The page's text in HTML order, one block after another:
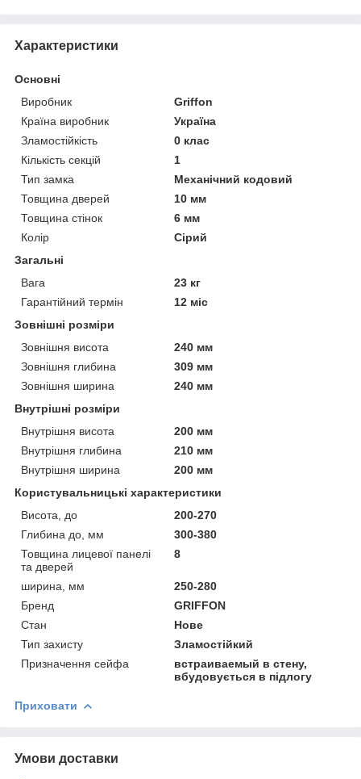
Характеристики
Основні
Виробник
Griffon
Країна виробник
Україна
Зламостійкість
0 клас
Кількість секцій
1
Тип замка
Механічний кодовий
Товщина дверей
10 мм
Товщина стінок
6 мм
Колір
Сірий
Загальні
Вага
23 кг
Гарантійний термін
12 міс
Зовнішні розміри
Зовнішня висота
240 мм
Зовнішня глибина
309 мм
Зовнішня ширина
240 мм
Внутрішні розміри
Внутрішня висота
200 мм
Внутрішня глибина
210 мм
Внутрішня ширина
200 мм
Користувальницькі характеристики
Висота, до
200-270
Глибина до, мм
300-380
Товщина лицевої панелі
та дверей
8
ширина, мм
250-280
Бренд
GRIFFON
Стан
Нове
Тип захисту
Зламостійкий
Призначення сейфа
встраиваемый в стену,
вбудовується в підлогу
Приховати
Умови доставки